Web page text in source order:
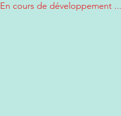
En cours de développement ...